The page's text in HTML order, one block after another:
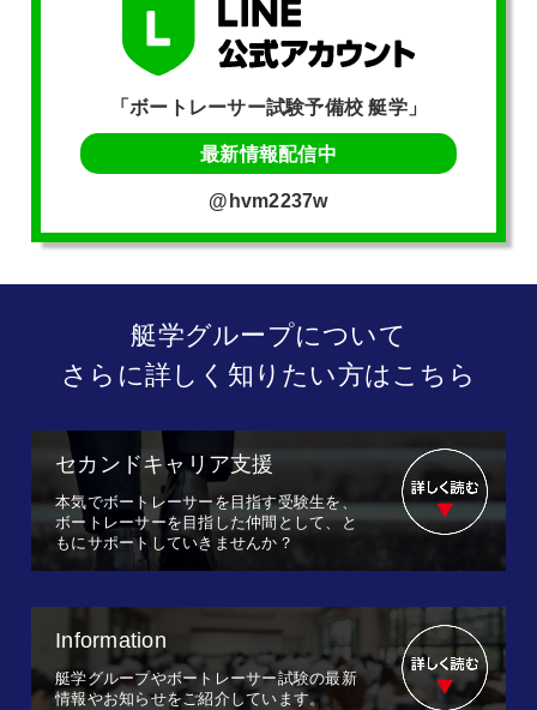
「ボートレーサー試験予備校 艇学」
最新情報配信中
@hvm2237w
艇学グループについて
さらに詳しく知りたい方はこちら
セカンドキャリア支援
本気でボートレーサーを目指す受験生を、
ボートレーサーを目指した仲間として、と
もにサポートしていきませんか？
Information
艇学グループやボートレーサー試験の最新
情報やお知らせをご紹介しています。